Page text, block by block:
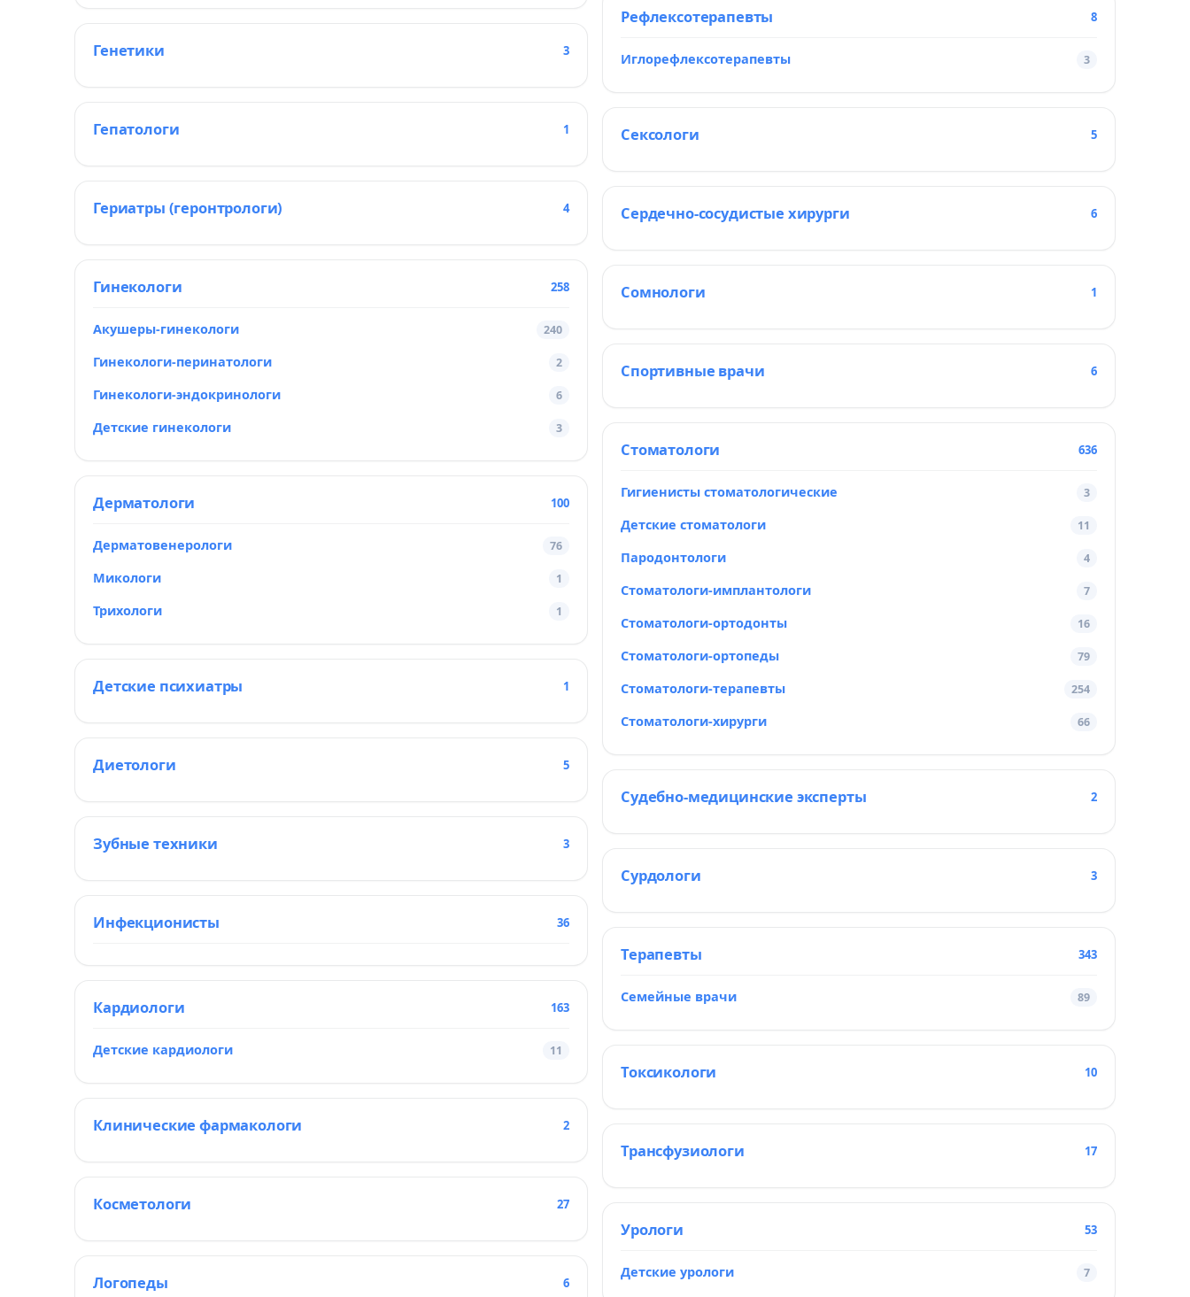
Генетики 3
Гепатологи 1
Гериатры (геронтрологи) 4
Гинекологи 258
Акушеры-гинекологи 240
Гинекологи-перинатологи 2
Гинекологи-эндокринологи 6
Детские гинекологи 3
Дерматологи 100
Дерматовенерологи 76
Микологи 1
Трихологи 1
Детские психиатры 1
Диетологи 5
Зубные техники 3
Инфекционисты 36
Кардиологи 163
Детские кардиологи 11
Клинические фармакологи 2
Косметологи 27
Логопеды 6
Рефлексотерапевты 8
Иглорефлексотерапевты 3
Сексологи 5
Сердечно-сосудистые хирурги 6
Сомнологи 1
Спортивные врачи 6
Стоматологи 636
Гигиенисты стоматологические 3
Детские стоматологи 11
Пародонтологи 4
Стоматологи-имплантологи 7
Стоматологи-ортодонты 16
Стоматологи-ортопеды 79
Стоматологи-терапевты 254
Стоматологи-хирурги 66
Судебно-медицинские эксперты 2
Сурдологи 3
Терапевты 343
Семейные врачи 89
Токсикологи 10
Трансфузиологи 17
Урологи 53
Детские урологи 7